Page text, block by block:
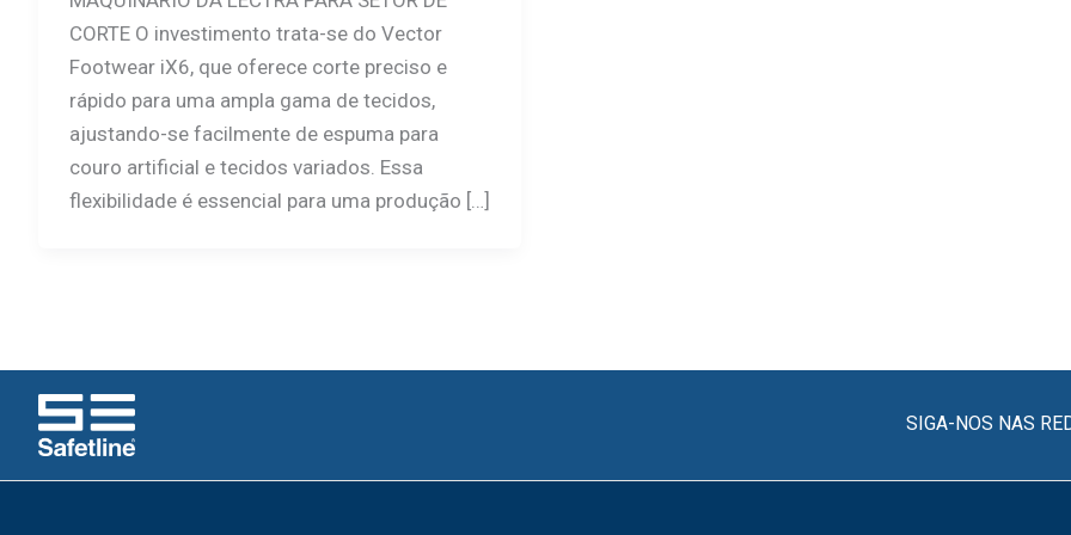
CORTE O investimento trata-se do Vector
Footwear iX6, que oferece corte preciso e
rápido para uma ampla gama de tecidos,
ajustando-se facilmente de espuma para
couro artificial e tecidos variados. Essa
flexibilidade é essencial para uma produção […]
SIGA-NOS NAS